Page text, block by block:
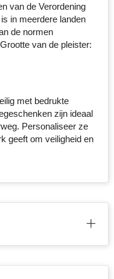
van de Verordening
in meerdere landen
de normen
van de pleister:
met bedrukte
zijn ideaal
Personaliseer ze
geeft om veiligheid en